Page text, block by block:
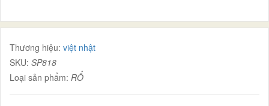
Thương hiệu: việt nhật
SKU: SP818
Loại sản phẩm: RỔ